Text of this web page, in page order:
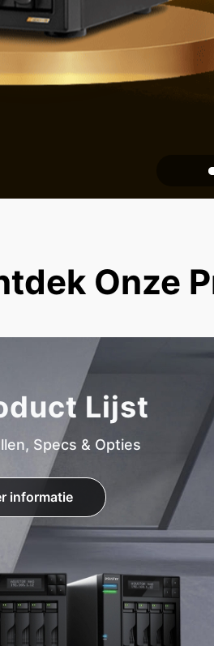
tegen
Onze
Lijst
Specs & Opties
informatie